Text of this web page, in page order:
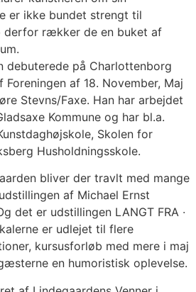
er ikke bundet strengt til
derfor rækker de en buket af
debuterede på Charlottenborg
Foreningen af 18. November, Maj
Stevns/Faxe. Han har arbejdet
Kommune og har bl.a.
Skolen for
Husholdningsskole.
bliver der travlt med mange
af Michael Ernst
det er udstillingen LANGT FRA ∙
er udlejet til flere
kursusforløb med mere i maj
en humoristisk oplevelse.